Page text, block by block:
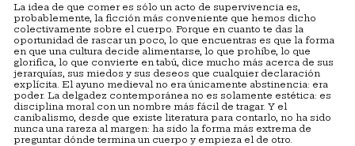
La idea de que comer es sólo un acto de supervivencia es,
probablemente, la ficción más conveniente que hemos dicho
colectivamente sobre el cuerpo. Porque en cuanto te das la
oportunidad de rascar un poco, lo que encuentras es que la forma
en que una cultura decide alimentarse, lo que prohíbe, lo que
glorifica, lo que convierte en tabú, dice mucho más acerca de sus
jerarquías, sus miedos y sus deseos que cualquier declaración
explícita. El ayuno medieval no era únicamente abstinencia: era
poder. La delgadez contemporánea no es solamente estética: es
disciplina moral con un nombre más fácil de tragar. Y el
canibalismo, desde que existe literatura para contarlo, no ha sido
nunca una rareza al margen: ha sido la forma más extrema de
preguntar dónde termina un cuerpo y empieza el de otro.